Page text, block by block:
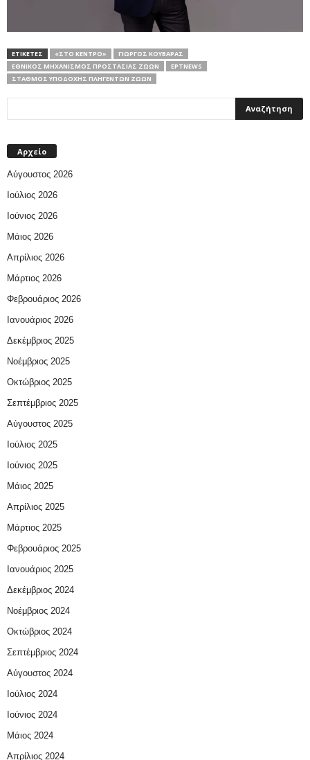
ΕΤΙΚΕΤΕΣ «ΣΤΟ ΚΈΝΤΡΟ»
ΓΙΏΡΓΟΣ ΚΟΥΒΑΡΆΣ
ΕΘΝΙΚΌΣ ΜΗΧΑΝΙΣΜΌΣ ΠΡΟΣΤΑΣΊΑΣ ΖΏΩΝ
ΕΡΤNEWS
ΣΤΑΘΜΌΣ ΥΠΟΔΟΧΉΣ ΠΛΗΓΈΝΤΩΝ ΖΏΩΝ
Αρχείο
Αύγουστος 2026
Ιούλιος 2026
Ιούνιος 2026
Μάιος 2026
Απρίλιος 2026
Μάρτιος 2026
Φεβρουάριος 2026
Ιανουάριος 2026
Δεκέμβριος 2025
Νοέμβριος 2025
Οκτώβριος 2025
Σεπτέμβριος 2025
Αύγουστος 2025
Ιούλιος 2025
Ιούνιος 2025
Μάιος 2025
Απρίλιος 2025
Μάρτιος 2025
Φεβρουάριος 2025
Ιανουάριος 2025
Δεκέμβριος 2024
Νοέμβριος 2024
Οκτώβριος 2024
Σεπτέμβριος 2024
Αύγουστος 2024
Ιούλιος 2024
Ιούνιος 2024
Μάιος 2024
Απρίλιος 2024